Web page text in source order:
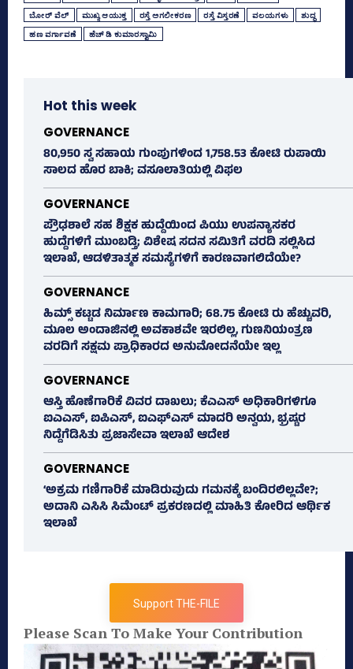
ಬೋರ್ ವೆಲ್‌ ಮುಖ್ಯ ಆಯುಕ್ತ ರಸ್ತೆ ಅಗಲೀಕರಣ ರಸ್ತೆ ವಿಸ್ತರಣೆ ವಲಯಗಳು ಶುದ್ಧ
ಹಣ ವರ್ಗಾವಣೆ ಹೆಚ್‌ ಡಿ ಕುಮಾರಸ್ವಾಮಿ
Hot this week
GOVERNANCE
80,950 ಸ್ವ ಸಹಾಯ ಗುಂಪುಗಳಿಂದ 1,758.53 ಕೋಟಿ ರುಪಾಯಿ
ಸಾಲದ ಹೊರ ಬಾಕಿ; ವಸೂಲಾತಿಯಲ್ಲಿ ವಿಫಲ
GOVERNANCE
ಪ್ರೌಢಶಾಲೆ ಸಹ ಶಿಕ್ಷಕ ಹುದ್ದೆಯಿಂದ ಪಿಯು ಉಪನ್ಯಾಸಕರ
ಹುದ್ದೆಗಳಿಗೆ ಮುಂಬಡ್ತಿ; ವಿಶೇಷ ಸದನ ಸಮಿತಿಗೆ ವರದಿ ಸಲ್ಲಿಸಿದ
ಇಲಾಖೆ, ಆಡಳಿತಾತ್ಮಕ ಸಮಸ್ಯೆಗಳಿಗೆ ಕಾರಣವಾಗಲಿದೆಯೇ?
GOVERNANCE
ಹಿಮ್ಸ್‌ ಕಟ್ಟಡ ನಿರ್ಮಾಣ ಕಾಮಗಾರಿ; 68.75 ಕೋಟಿ ರು ಹೆಚ್ಚುವರಿ,
ಮೂಲ ಅಂದಾಜಿನಲ್ಲಿ ಅವಕಾಶವೇ ಇರಲಿಲ್ಲ, ಗುಣನಿಯಂತ್ರಣ
ವರದಿಗೆ ಸಕ್ಷಮ ಪ್ರಾಧಿಕಾರದ ಅನುಮೋದನೆಯೇ ಇಲ್ಲ
GOVERNANCE
ಆಸ್ತಿ ಹೊಣೆಗಾರಿಕೆ ವಿವರ ದಾಖಲು; ಕೆಎಎಸ್ ಅಧಿಕಾರಿಗಳಿಗೂ
ಐಎಎಸ್‌, ಐಪಿಎಸ್‌, ಐಎಫ್‌ಎಸ್‌ ಮಾದರಿ ಅನ್ವಯ, ಭ್ರಷ್ಟರ
ನಿದ್ದೆಗೆಡಿಸಿತು ಪ್ರಜಾಸೇವಾ ಇಲಾಖೆ ಆದೇಶ
GOVERNANCE
‘ಅಕ್ರಮ ಗಣಿಗಾರಿಕೆ ಮಾಡಿರುವುದು ಗಮನಕ್ಕೆ ಬಂದಿರಲಿಲ್ಲವೇ?;
ಅದಾನಿ ಎಸಿಸಿ ಸಿಮೆಂಟ್ ಪ್ರಕರಣದಲ್ಲಿ ಮಾಹಿತಿ ಕೋರಿದ ಆರ್ಥಿಕ
ಇಲಾಖೆ
Support THE-FILE
Please Scan To Make Your Contribution